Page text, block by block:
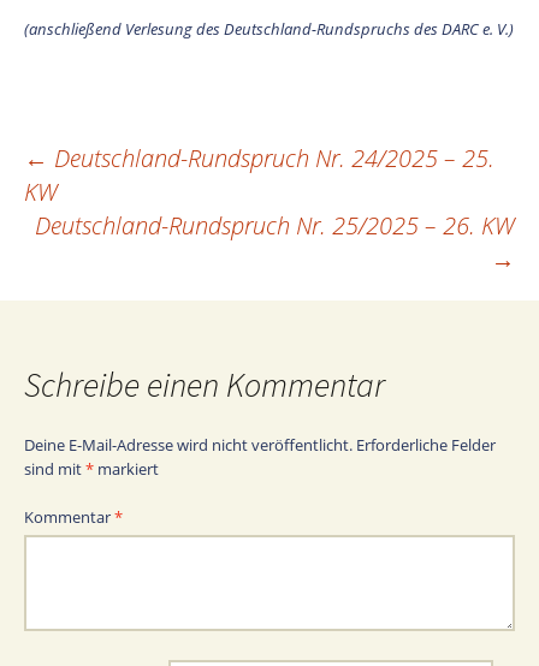
(anschließend Verlesung des Deutschland-Rundspruchs des DARC e. V.)
Beitragsnavigation
← Deutschland-Rundspruch Nr. 24/2025 – 25.
KW
Deutschland-Rundspruch Nr. 25/2025 – 26. KW
→
Schreibe einen Kommentar
Deine E-Mail-Adresse wird nicht veröffentlicht. Erforderliche Felder
sind mit* markiert
Kommentar*